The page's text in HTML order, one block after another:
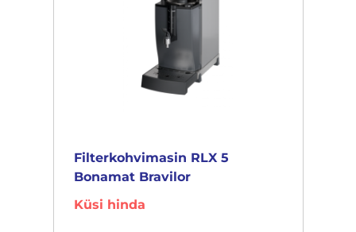
Filterkohvimasin RLX 5
Bonamat Bravilor
Küsi hinda